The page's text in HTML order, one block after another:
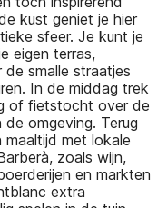
kust geniet je hier
sfeer. Je kunt je
eigen terras,
smalle straatjes
In de middag trek
of fietstocht over de
omgeving. Terug
met lokale
zoals wijn,
en markten
extra